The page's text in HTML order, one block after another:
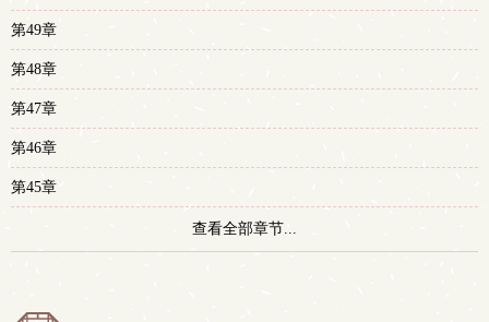
第49章
第48章
第47章
第46章
第45章
查看全部章节...